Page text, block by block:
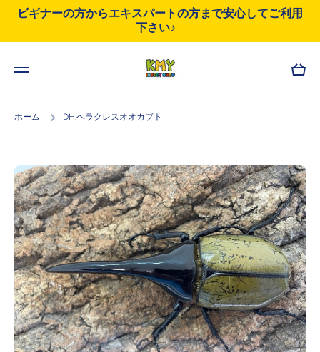
コンテンツにスキップ
ビギナーの方からエキスパートの方まで安心してご利用
下さい♪
ー
ホーム DH.ヘラクレスオオカブト
商品情報にスキップ